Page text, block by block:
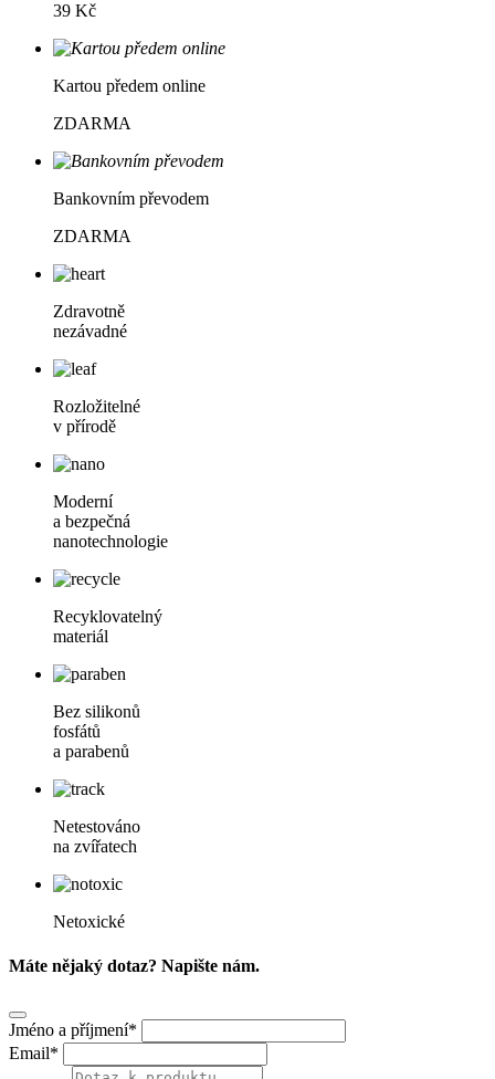
39 Kč
Kartou předem online
ZDARMA
Bankovním převodem
ZDARMA
Zdravotně
nezávadné
Rozložitelné
v přírodě
Moderní
a bezpečná
nanotechnologie
Recyklovatelný
materiál
Bez silikonů
fosfátů
a parabenů
Netestováno
na zvířatech
Netoxické
Máte nějaký dotaz? Napište nám.
Jméno a příjmení*
Email*